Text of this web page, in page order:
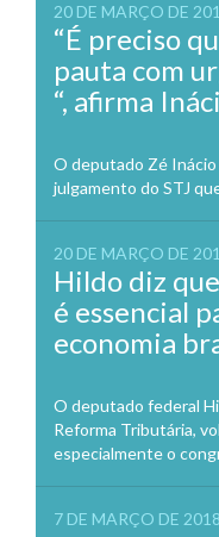
20 DE MARÇO DE
“É preciso
pauta com
“, afirma
O deputado Zé
julgamento do STJ
20 DE MARÇO DE
Hildo diz
é essencial
economia
O deputado federal
Reforma Tributária,
especialmente o
7 DE MARÇO DE 2018